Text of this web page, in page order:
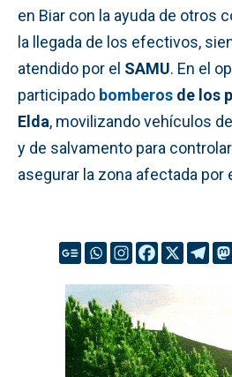
en Biar con la ayuda de otros
la llegada de los efectivos,
atendido por el SAMU. En el
participado bomberos de los
Elda, movilizando vehículos
y de salvamento para
asegurar la zona afectada por